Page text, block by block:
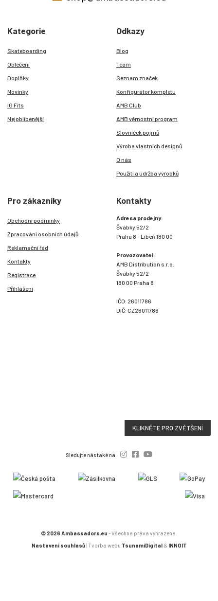
Kategorie
Skateboarding
Oblečení
Doplňky
Novinky
IG Fits
Nejoblíbenější
Odkazy
Blog
Team
Seznam značek
Konfigurátor kompletu
AMB Club
AMB věrnostní program
Slovníček pojmů
Výroba vlastních designů
O nás
Použití a údržba výrobků
Pro zákazníky
Obchodní podmínky
Zpracování osobních údajů
Reklamační řád
Kontakty
Registrace
Přihlášení
Kontakty
Adresa prodejny:
Švábky 52/2
Praha 8 - Libeň 180 00
Provozovatel:
AMB Distribution s.r.o.
Švábky 52/2
180 00 Praha 8
IČO: 26011786
DIČ: CZ26011786
KLIKNĚTE PRO ZVĚTŠENÍ
Sledujte nás také na
© 2026 Ambassadors.eu - Všechna práva vyhrazena.
Nastavení souhlasů| Tvorba webu TsunamiDigital& INNOIT